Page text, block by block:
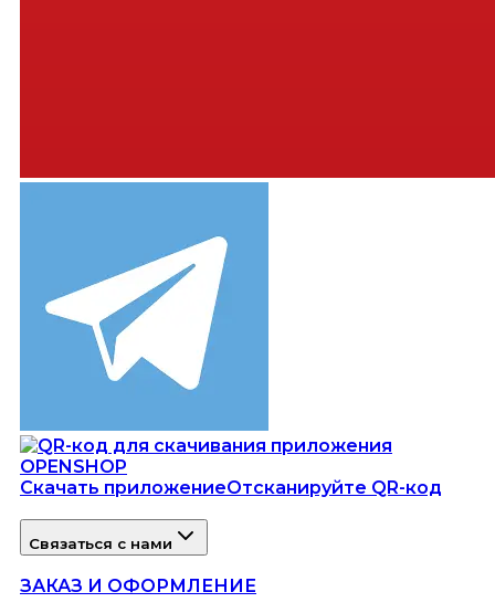
Скачать приложениеОтсканируйте QR-код
Связаться с нами
ЗАКАЗ И ОФОРМЛЕНИЕ